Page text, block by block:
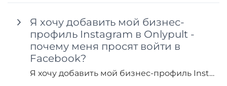
Я хочу добавить мой бизнес-
профиль Instagram в Onlypult -
почему меня просят войти в
Facebook?
Я хочу добавить мой бизнес-профиль Instagram в Onlypult - почему меня просят войти в Facebook?